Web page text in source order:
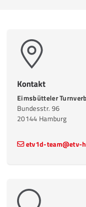
Kontakt
Eimsbütteler
Bundesstr. 96
20144 Hamburg
etv1d-team@etv-